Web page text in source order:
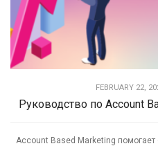
FEBRUARY 22,
Руководство по Account
Account Based Marketing